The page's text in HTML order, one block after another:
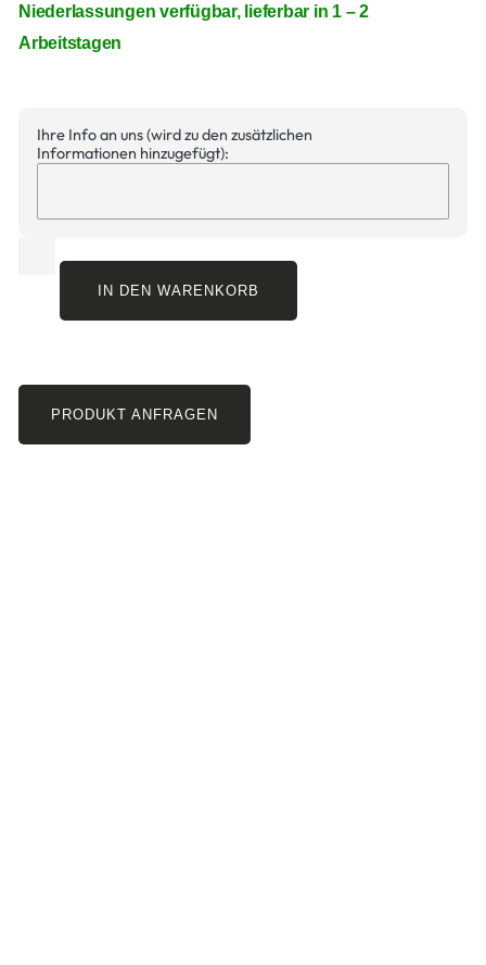
Niederlassungen verfügbar, lieferbar in 1 – 2
Arbeitstagen
Ihre Info an uns (wird zu den zusätzlichen
Informationen hinzugefügt):
IN DEN WARENKORB
PRODUKT ANFRAGEN